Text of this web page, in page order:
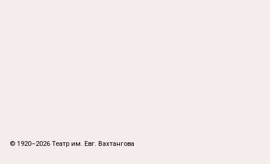
© 1920–2026 Театр им. Евг. Вахтангова